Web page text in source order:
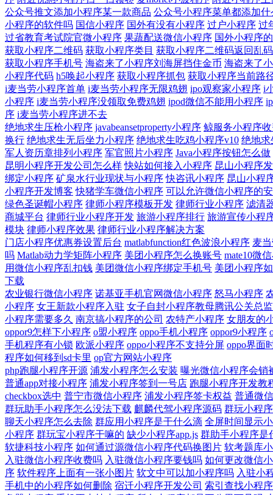
公众号推文添加小程序某一款商品 公众号小程序菜单都添加什
小程序的软件吗 国信小程序 国外有没有小程序 过户小程序 过
过省教育考试院官微小程序 果蔬配送微信小程序 国外小程序
获取小程序二维码 获取小程序类目 获取小程序二维码返回乱码
获取小程序手机号 海盗来了小程序刘海屏挡住金币 海盗来了
小程序代码 h5唤起小程序 获取小程序抓包 获取小程序当前路
i麦当劳小程序首单 i麦当劳小程序无限鸡翅 ipo观察家小程序 i
小程序 i麦当劳小程序没领取免费鸡翅 ipod微信不能用小程序
序 i麦当劳小程序进不去
绝地求生压枪小程序 javabeansetproperty小程序 鲸服务小程序
换行 绝地求生无后坐力小程序 绝地求生吃鸡小程序v10 绝地求
军人资历章排列小程序 军官照片小程序 Java小程序按钮怎么做
昆明小程序开发公司怎么样 快站如何接入小程序 昆山小程序
绑定小程序 矿泉水行业现状与小程序 快咨讯小程序 昆山小程
小程序开发博客 快猪学车微信小程序 可以允许微信小程序的
绿色圣诞帽小程序 律师小程序模板开发 律师行业小程序 滤清
商城平台 律师行业小程序开发 旅游小程序排行 旅游宣传小程
模块 律师小程序效果 律师行业小程序解决方案
门店小程序优惠券设置后台 matlabfunction红色波浪小程序 麦
吗 Matlab动力学矩阵小程序 美团小程序怎么换账号 mate10微
用微信小程序乱扣钱 美团微信小程序绑定手机号 美团小程序
下载
农业银行微信小程序 诺基亚手机官网微信小程序 怒马小程序
小程序 女王新款小程序入驻 女子自封小程序教母腾讯公关总
小程序需要多久 南京搞小程序的公司 农特产小程序 女朋友的
oppor9怎样下小程序 o盟小程序 oppo手机小程序 oppor9小程序
手机程序有小锁 欧派小程序 oppo小程序不支持分屏 oppo界面
程序如何移到sd卡里 op官方网站小程序
php跑腿小程序开源 浦发小程序怎么安装 曝光微信小程序会销
普通app对接小程序 浦发小程序签到一号店 跑腿小程序开发教
checkbox选中 普宁市微信小程序 浦发小程序签卡权益 普通微
群玩助手小程序怎么没法下载 麒麟代驾小程序源码 群玩小程
聊天小程序怎么去除 群应用小程序是干什么滴 全屏时间显示
小程序 群玩宝小程序干嘛的 缺少小程序app.js 群助手小程序是
软捷科技小程序 如何通过源微信小程序代码换图片 软考题库
入驻微信小程序收费吗 入驻微信小程序要钱吗 如何更改微信
序 软件程序上面有一张小图片 软文中可以加小程序吗 入驻小
手机中的小程序如何删除 宿迁小程序开发公司 索引查找小程序